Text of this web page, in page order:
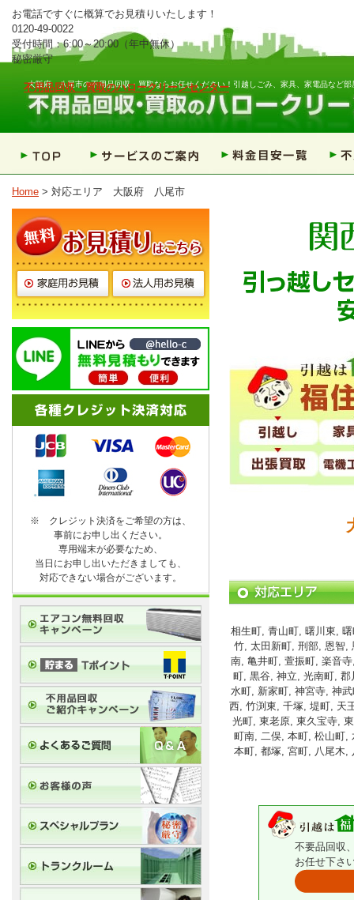
大阪府 八尾市の不用品回収・買取ならお任せください！引越しごみ、家具、家電品など
不用品回収・買取のハロークリーンセンター
お電話ですぐに概算でお見積りいたします！
0120-49-0022
受付時間：6:00～20:00（年中無休）
秘密厳守
Home > 対応エリア 大阪府 八尾市
※ クレジット決済をご希望の方は、
事前にお申し出ください。
専用端末が必要なため、
当日にお申し出いただきましても、
対応できない場合がございます。
相生町, 青山町, 曙川東,
竹, 太田新町, 刑部, 恩智,
南, 亀井町, 萱振町, 楽音
町, 黒谷, 神立, 光南町,
水町, 新家町, 神宮寺, 神
西, 竹渕東, 千塚, 堤町, 天
光町, 東老原, 東久宝寺,
町南, 二俣, 本町, 松山町,
本町, 都塚, 宮町, 八尾木,
不要品回収
お任せ下さ